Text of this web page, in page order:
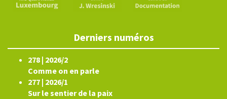
Derniers numéros
278 | 2026/2
Comme on en parle
277 | 2026/1
Sur le sentier de la paix